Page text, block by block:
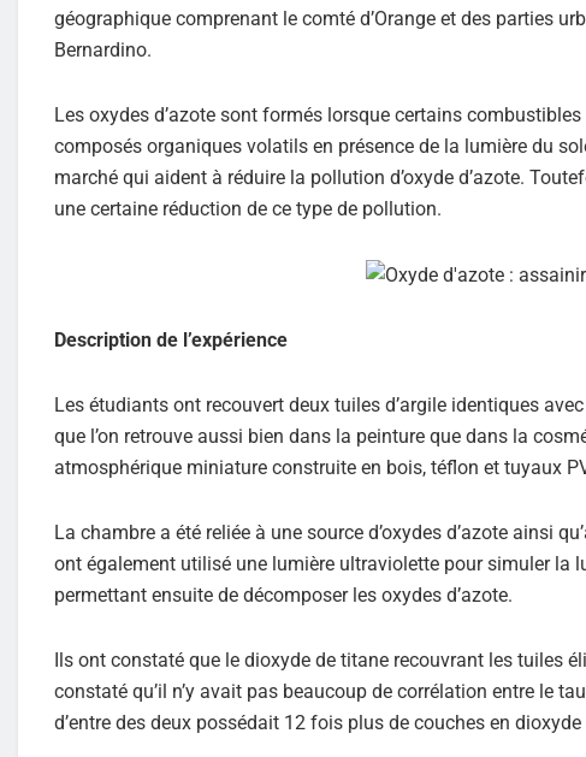
géographique comprenant le comté d’Orange et des parties
Bernardino.
Les oxydes d’azote sont formés lorsque certains
composés organiques volatils en présence de la lumière du
marché qui aident à réduire la pollution d’oxyde d’azote.
une certaine réduction de ce type de pollution.
Description de l’expérience
Les étudiants ont recouvert deux tuiles d’argile identiques
que l’on retrouve aussi bien dans la peinture que dans la
atmosphérique miniature construite en bois, téflon et tuyaux
La chambre a été reliée à une source d’oxydes d’azote ainsi
ont également utilisé une lumière ultraviolette pour simuler la
permettant ensuite de décomposer les oxydes d’azote.
Ils ont constaté que le dioxyde de titane recouvrant les tuiles
constaté qu’il n’y avait pas beaucoup de corrélation entre le
d’entre des deux possédait 12 fois plus de couches en